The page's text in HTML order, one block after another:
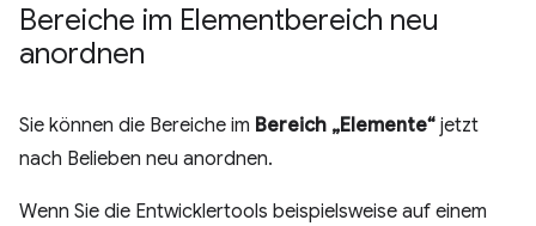
Bereiche im Elementbereich neu
anordnen
Sie können die Bereiche im Bereich „Elemente“ jetzt
nach Belieben neu anordnen.
Wenn Sie die Entwicklertools beispielsweise auf einem